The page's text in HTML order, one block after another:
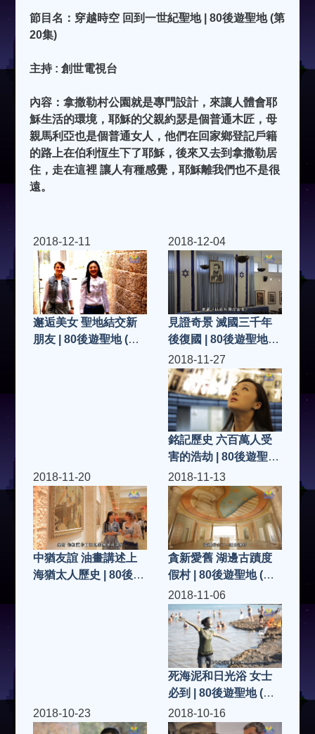
節目名：穿越時空 回到一世紀聖地 | 80後遊聖地 (第
20集)
主持 : 創世電視台
內容：拿撒勒村公園就是專門設計，來讓人體會耶
穌生活的環境，耶穌的父親約瑟是個普通木匠，母
親馬利亞也是個普通女人，他們在回家鄉登記戶籍
的路上在伯利恆生下了耶穌，後來又去到拿撒勒居
住，走在這裡 讓人有種感覺，耶穌離我們也不是很
遠。
2018-12-11
邂逅美女 聖地結交新
朋友 | 80後遊聖地 (第
2018-12-04
見證奇景 滅國三千年
後復國 | 80後遊聖地
(第25集)
2018-11-27
銘記歷史 六百萬人受
害的浩劫 | 80後遊聖地
(第24集)
2018-11-20
中猶友誼 油畫講述上
海猶太人歷史 | 80後遊
2018-11-13
貪新愛舊 湖邊古蹟度
假村 | 80後遊聖地 (第
22集)
2018-11-06
死海泥和日光浴 女士
必到 | 80後遊聖地 (第
21集)
2018-10-23 2018-10-16